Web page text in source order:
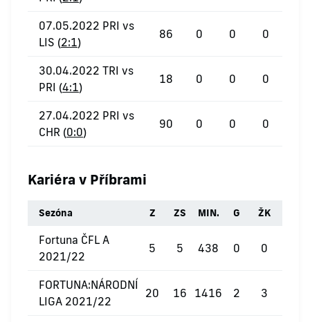
07.05.2022 PRI vs
LIS (2:1)
86 0 0 0
30.04.2022 TRI vs
PRI (4:1)
18 0 0 0
27.04.2022 PRI vs
CHR (0:0)
90 0 0 0
Kariéra v Příbrami
Sezóna Z ZS MIN. G ŽK
Fortuna ČFL A
2021/22
5 5 438 0 0
FORTUNA:NÁRODNÍ
LIGA 2021/22
20 16 1416 2 3